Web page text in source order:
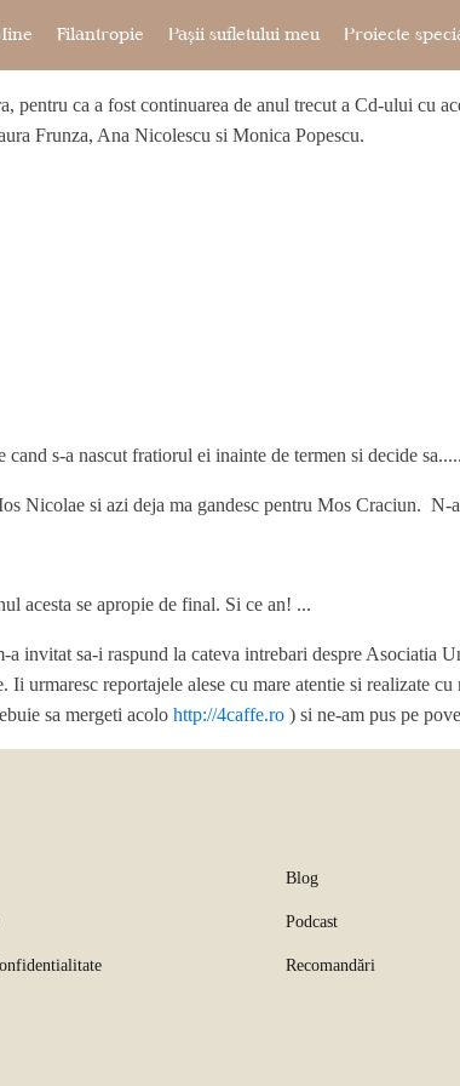
Filantropie Pașii sufletului meu Proiecte
pentru ca a fost continuarea de anul trecut a Cd-ului cu
Frunza, Ana Nicolescu si Monica Popescu.
cand s-a nascut fratiorul ei inainte de termen si decide
Nicolae si azi deja ma gandesc pentru Mos Craciun. N-
acesta se apropie de final. Si ce an! ...
invitat sa-i raspund la cateva intrebari despre Asociatia
urmaresc reportajele alese cu mare atentie si realizate
sa mergeti acolo http://4caffe.ro ) si ne-am pus pe
Blog
Podcast
Recomandări